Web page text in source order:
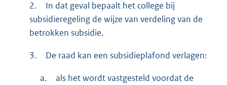
2.
In dat geval bepaalt het college bij
subsidieregeling de wijze van verdeling van de
betrokken subsidie.
3. De raad kan een subsidieplafond verlagen:
a.
als het wordt vastgesteld voordat de